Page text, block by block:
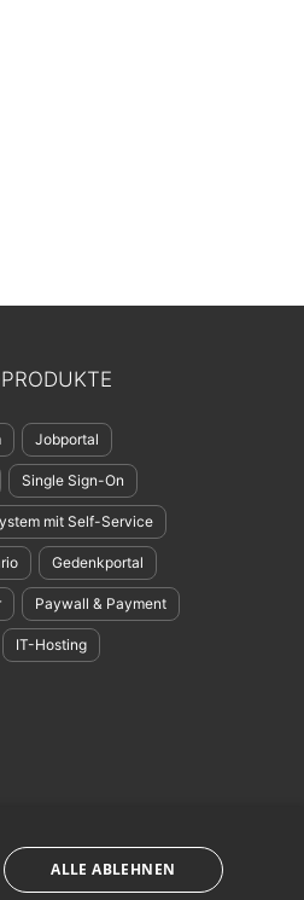
Jobportal
Single Sign-On
mit Self-Service
Gedenkportal
Paywall & Payment
IT-Hosting
-Einsatz von KI
ALLE ABLEHNEN